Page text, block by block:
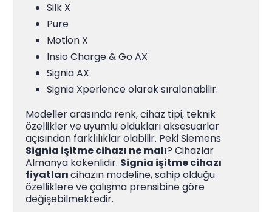
Silk X
Pure
Motion X
Insio Charge & Go AX
Signia AX
Signia Xperience olarak sıralanabilir.
Modeller arasında renk, cihaz tipi, teknik
özellikler ve uyumlu oldukları aksesuarlar
açısından farklılıklar olabilir. Peki Siemens
Signia işitme cihazı ne malı? Cihazlar
Almanya kökenlidir. Signia işitme cihazı
fiyatlarıcihazın modeline, sahip olduğu
özelliklere ve çalışma prensibine göre
değişebilmektedir.